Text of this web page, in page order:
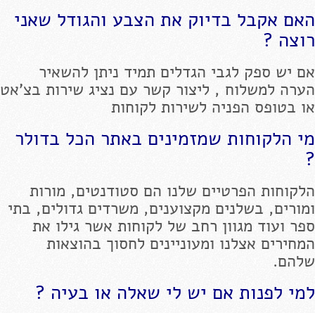
האם אקבל בדיוק את הצבע והגודל שאני
רוצה ?
אם יש ספק לגבי הגדלים תמיד ניתן להשאיר
הערה למשלוח , ליצור קשר עם נציג שירות בצ'אט
או בטופס הפניה לשירות לקוחות
מי הלקוחות שמזמינים באתר הכל בדולר
?
הלקוחות הפרטיים שלנו הם סטודנטים, מורות
ומורים, בשלנים מקצוענים, משרדים גדולים, בתי
ספר ועוד מגוון רחב של לקוחות אשר גילו את
המחירים אצלנו ומעוניינים לחסוך בהוצאות
שלהם.
למי לפנות אם יש לי שאלה או בעיה ?